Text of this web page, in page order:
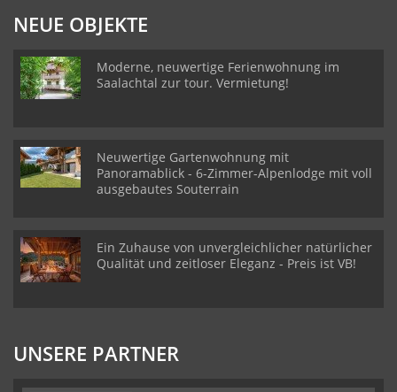
NEUE OBJEKTE
Moderne, neuwertige Ferienwohnung im
Saalachtal zur tour. Vermietung!
Neuwertige Gartenwohnung mit
Panoramablick - 6-Zimmer-Alpenlodge mit voll
ausgebautes Souterrain
Ein Zuhause von unvergleichlicher natürlicher
Qualität und zeitloser Eleganz - Preis ist VB!
UNSERE PARTNER